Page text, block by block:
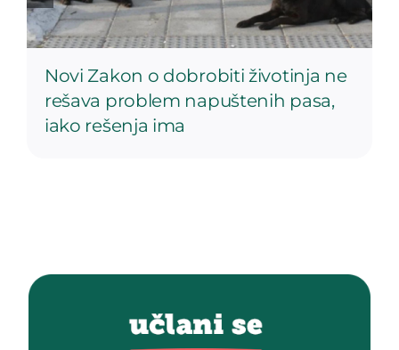
Novi Zakon o dobrobiti životinja ne
rešava problem napuštenih pasa,
iako rešenja ima